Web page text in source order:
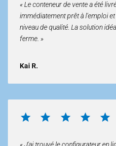
« Le conteneur de vente a été
immédiatement prêt à l'emploi
niveau de qualité. La solution
ferme. »
Kai R.